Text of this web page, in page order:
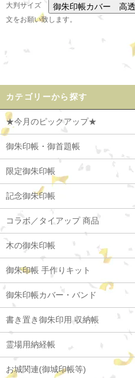
大判サイズ
文をお願い致します。
カテゴリーから探す
★今月のピックアップ★
御朱印帳・御首題帳
限定御朱印帳
記念御朱印帳
コラボ／タイアップ 商品
木の御朱印帳
御朱印帳 手作りキット
御朱印帳カバー・バンド
書き置き御朱印用 収納帳
霊場用納経帳
お城関連(御城印帳等)